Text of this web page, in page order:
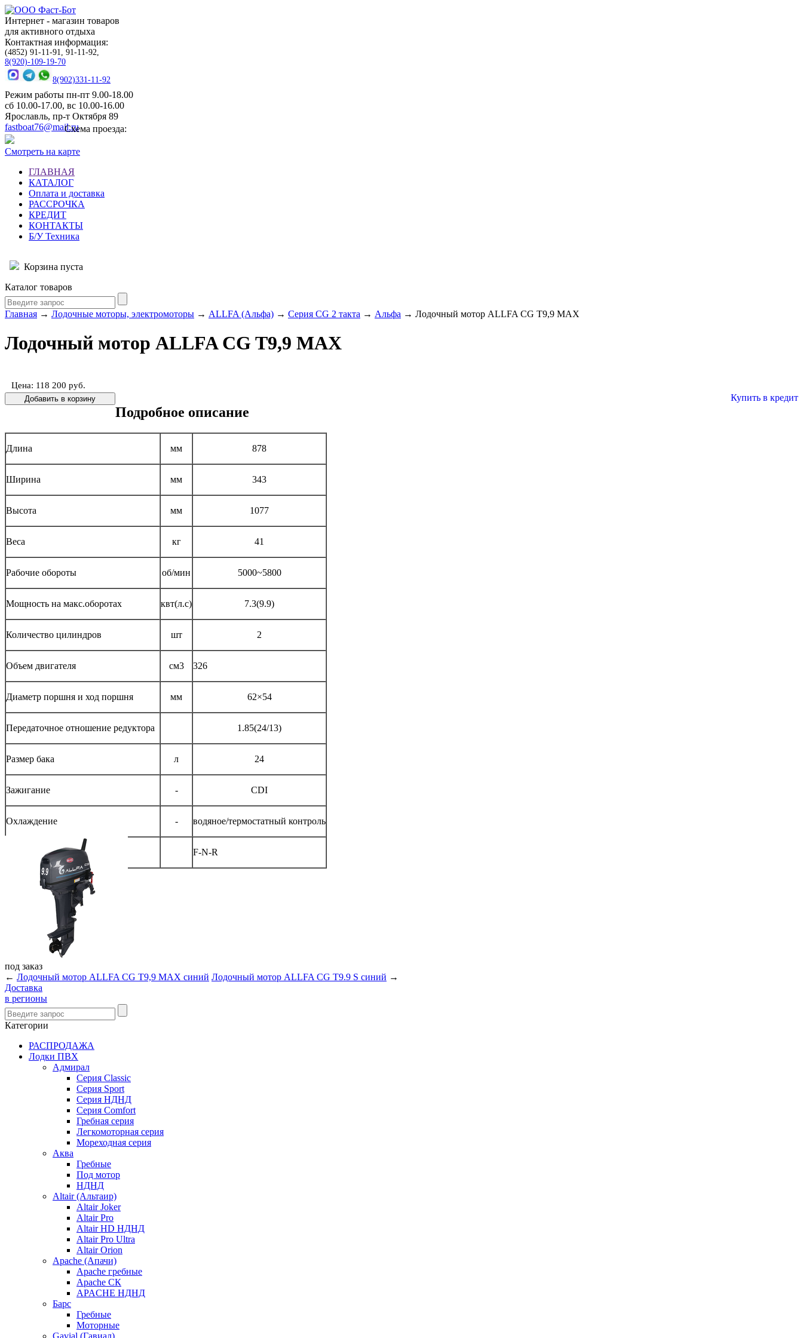
Интернет - магазин товаров
для активного отдыха
Контактная информация:
(4852) 91-11-91, 91-11-92,
8(920)-109-19-70
8(902)331-11-92
Режим работы пн-пт 9.00-18.00
сб 10.00-17.00, вс 10.00-16.00
Ярославль, пр-т Октября 89
fastboat76@mail.ruСхема проезда:
Смотреть на карте
ГЛАВНАЯ
КАТАЛОГ
Оплата и доставка
РАССРОЧКА
КРЕДИТ
КОНТАКТЫ
Б/У Техника
Корзина пуста
Каталог товаров
Главная → Лодочные моторы, электромоторы → ALLFA (Альфа) → Серия СG 2 такта → Альфа → Лодочный мотор ALLFA CG T9,9 MAX
Лодочный мотор ALLFA CG T9,9 MAX
Цена: 118 200 руб.
Купить в кредит
Подробное описание
Длина мм 878
Ширина мм 343
Высота мм 1077
Веса кг 41
Рабочие обороты об/мин 5000~5800
Мощность на макс.оборотах квт(л.с) 7.3(9.9)
Количество цилиндров шт 2
Объем двигателя см3 326
Диаметр поршня и ход поршня мм 62×54
Передаточное отношение редуктора 1.85(24/13)
Размер бака л 24
Зажигание - CDI
Охлаждение - водяное/термостатный контроль
Переключение передач F-N-R
под заказ
← Лодочный мотор ALLFA CG T9,9 MAX синий Лодочный мотор ALLFA CG T9.9 S синий →
Доставка
в регионы
Категории
РАСПРОДАЖА
Лодки ПВХ
Адмирал
Серия Classic
Серия Sport
Серия НДНД
Серия Comfort
Гребная серия
Легкомоторная серия
Мореходная серия
Аква
Гребные
Под мотор
НДНД
Altair (Альтаир)
Altair Joker
Altair Pro
Altair HD НДНД
Altair Pro Ultra
Altair Orion
Apache (Апачи)
Apache гребные
Apache СК
APACHE НДНД
Барс
Гребные
Моторные
Gavial (Гавиал)